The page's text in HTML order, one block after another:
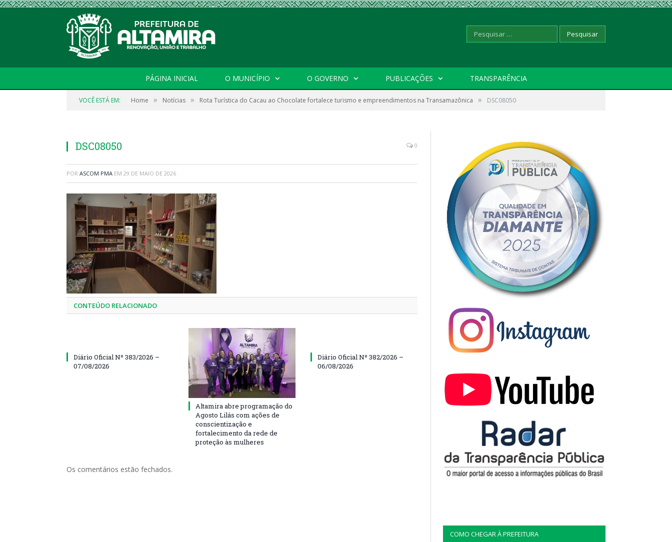
Pesquisar
por:
PÁGINA INICIAL O MUNICÍPIO O GOVERNO PUBLICAÇÕES TRANSPARÊNCIA
VOCÊ ESTÁ EM: Home » Notícias » Rota Turística do Cacau ao Chocolate fortalece turismo e empreendimentos na Transamazônica » DSC08050
DSC08050 0
POR ASCOM PMA EM 29 DE MAIO DE 2026
CONTEÚDO RELACIONADO
Diário Oficial Nº 383/2026 –
07/08/2026
Altamira abre programação do
Agosto Lilás com ações de
conscientização e
fortalecimento da rede de
proteção às mulheres
Diário Oficial Nº 382/2026 –
06/08/2026
Os comentários estão fechados.
COMO CHEGAR À PREFEITURA